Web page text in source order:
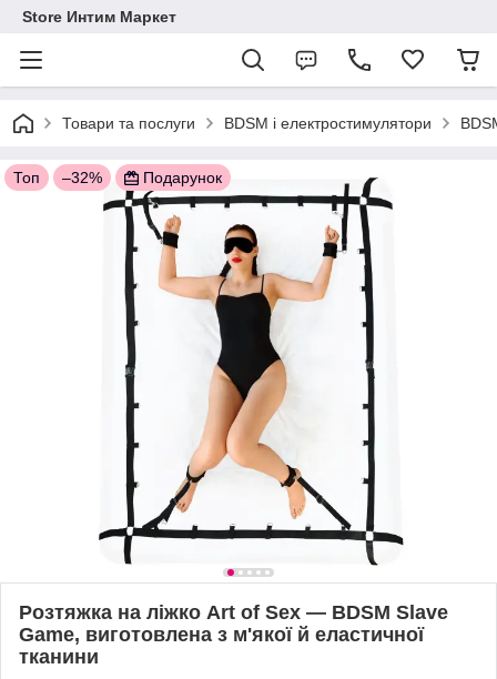
Store Интим Маркет
Товари та послуги BDSM і електростимулятори
Топ –32% Подарунок
Розтяжка на ліжко Art of Sex — BDSM Slave
Game, виготовлена з м'якої й еластичної
тканини